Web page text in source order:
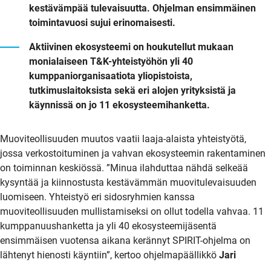
kestävämpää tulevaisuutta. Ohjelman ensimmäinen
toimintavuosi sujui erinomaisesti.
Aktiivinen ekosysteemi on houkutellut mukaan
monialaiseen T&K-yhteistyöhön yli 40
kumppaniorganisaatiota yliopistoista,
tutkimuslaitoksista sekä eri alojen yrityksistä ja
käynnissä on jo 11 ekosysteemihanketta.
Muoviteollisuuden muutos vaatii laaja-alaista yhteistyötä,
jossa verkostoituminen ja vahvan ekosysteemin rakentaminen
on toiminnan keskiössä. ”Minua ilahduttaa nähdä selkeää
kysyntää ja kiinnostusta kestävämmän muovitulevaisuuden
luomiseen. Yhteistyö eri sidosryhmien kanssa
muoviteollisuuden mullistamiseksi on ollut todella vahvaa. 11
kumppanuushanketta ja yli 40 ekosysteemijäsentä
ensimmäisen vuotensa aikana kerännyt SPIRIT-ohjelma on
lähtenyt hienosti käyntiin”, kertoo ohjelmapäällikkö Jari